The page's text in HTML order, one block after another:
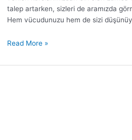
talep artarken, sizleri de aramızda
Hem vücudunuzu hem de sizi
Read More »